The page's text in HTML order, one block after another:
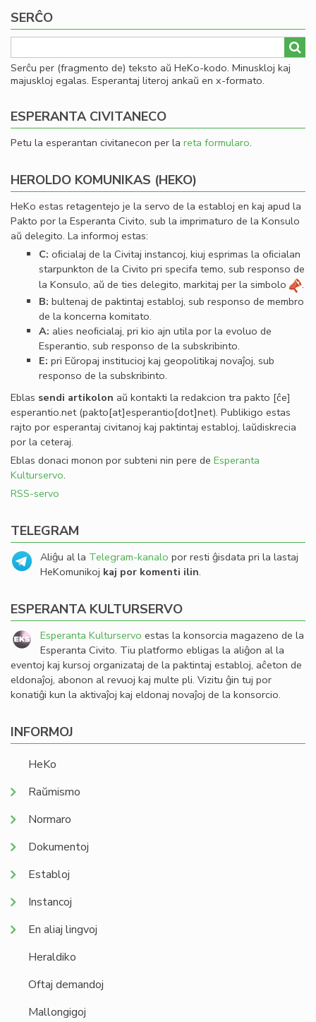
SERĈO
Serĉu per (fragmento de) teksto aŭ HeKo-kodo. Minuskloj kaj
majuskloj egalas. Esperantaj literoj ankaŭ en x-formato.
ESPERANTA CIVITANECO
Petu la esperantan civitanecon per la reta formularo.
HEROLDO KOMUNIKAS (HEKO)
HeKo estas retagentejo je la servo de la establoj en kaj apud la
Pakto por la Esperanta Civito, sub la imprimaturo de la Konsulo
aŭ delegito. La informoj estas:
C: oﬁcialaj de la Civitaj instancoj, kiuj esprimas la oﬁcialan
starpunkton de la Civito pri specifa temo, sub responso de
la Konsulo, aŭ de ties delegito, markitaj per la simbolo
.
B: bultenaj de paktintaj establoj, sub responso de membro
de la koncerna komitato.
A: alies neoﬁcialaj, pri kio ajn utila por la evoluo de
Esperantio, sub responso de la subskribinto.
E: pri Eŭropaj institucioj kaj geopolitikaj novaĵoj, sub
responso de la subskribinto.
Eblas sendi artikolon aŭ kontakti la redakcion tra pakto [ĉe]
esperantio.net(pakto[at]esperantio[dot]net). Publikigo estas
rajto por esperantaj civitanoj kaj paktintaj establoj, laŭdiskrecia
por la ceteraj.
Eblas donaci monon por subteni nin pere de Esperanta
Kulturservo.
RSS-servo
TELEGRAM
Aliĝu al la Telegram-kanalo por resti ĝisdata pri la lastaj
HeKomunikoj kaj por komenti ilin.
ESPERANTA KULTURSERVO
Esperanta Kulturservo estas la konsorcia magazeno de la
Esperanta Civito. Tiu platformo ebligas la aliĝon al la
eventoj kaj kursoj organizataj de la paktintaj establoj, aĉeton de
eldonaĵoj, abonon al revuoj kaj multe pli. Vizitu ĝin tuj por
konatiĝi kun la aktivaĵoj kaj eldonaj novaĵoj de la konsorcio.
INFORMOJ
HeKo
Raŭmismo
Normaro
Dokumentoj
Establoj
Instancoj
En aliaj lingvoj
Heraldiko
Oftaj demandoj
Mallongigoj